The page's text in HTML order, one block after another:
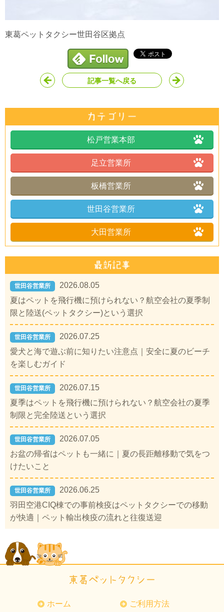
東葛ペットタクシー世田谷区拠点
記事一覧へ戻る
松戸営業本部
足立営業所
板橋営業所
世田谷営業所
大田営業所
世田谷営業所
2026.08.05
夏はペットを飛行機に預けられない？航空会社の夏季制
限と陸送(ペットタクシー)という選択
世田谷営業所
2026.07.25
愛犬と海で遊ぶ前に知りたい注意点｜安全に夏のビーチ
を楽しむガイド
世田谷営業所
2026.07.15
夏季はペットを飛行機に預けられない？航空会社の夏季
制限と完全陸送という選択
世田谷営業所
2026.07.05
お盆の帰省はペットも一緒に｜夏の長距離移動で気をつ
けたいこと
世田谷営業所
2026.06.25
羽田空港CIQ棟での事前検疫はペットタクシーでの移動
が快適｜ペット輸出検疫の流れと往復送迎
ホーム ご利用方法